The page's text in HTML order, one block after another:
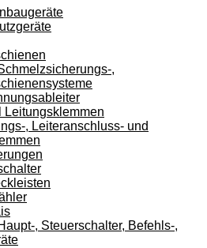
,
Leitungsklemmen
, Leiteranschluss- und
, Steuerschalter, Befehls-,